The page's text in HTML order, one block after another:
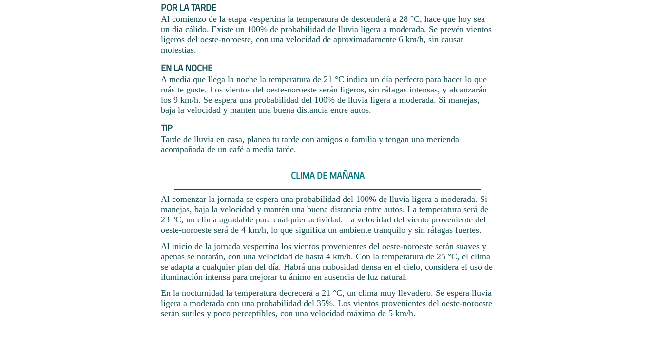
POR LA TARDE
Al comienzo de la etapa vespertina la temperatura de descenderá a 28 °C, hace que hoy sea
un día cálido. Existe un 100% de probabilidad de lluvia ligera a moderada. Se prevén vientos
ligeros del oeste-noroeste, con una velocidad de aproximadamente 6 km/h, sin causar
molestias.
EN LA NOCHE
A media que llega la noche la temperatura de 21 °C indica un día perfecto para hacer lo que
más te guste. Los vientos del oeste-noroeste serán ligeros, sin ráfagas intensas, y alcanzarán
los 9 km/h. Se espera una probabilidad del 100% de lluvia ligera a moderada. Si manejas,
baja la velocidad y mantén una buena distancia entre autos.
TIP
Tarde de lluvia en casa, planea tu tarde con amigos o familia y tengan una merienda
acompañada de un café a media tarde.
CLIMA DE MAÑANA
Al comenzar la jornada se espera una probabilidad del 100% de lluvia ligera a moderada. Si
manejas, baja la velocidad y mantén una buena distancia entre autos. La temperatura será de
23 °C, un clima agradable para cualquier actividad. La velocidad del viento proveniente del
oeste-noroeste será de 4 km/h, lo que significa un ambiente tranquilo y sin ráfagas fuertes.
Al inicio de la jornada vespertina los vientos provenientes del oeste-noroeste serán suaves y
apenas se notarán, con una velocidad de hasta 4 km/h. Con la temperatura de 25 °C, el clima
se adapta a cualquier plan del día. Habrá una nubosidad densa en el cielo, considera el uso de
iluminación intensa para mejorar tu ánimo en ausencia de luz natural.
En la nocturnidad la temperatura decrecerá a 21 °C, un clima muy llevadero. Se espera lluvia
ligera a moderada con una probabilidad del 35%. Los vientos provenientes del oeste-noroeste
serán sutiles y poco perceptibles, con una velocidad máxima de 5 km/h.